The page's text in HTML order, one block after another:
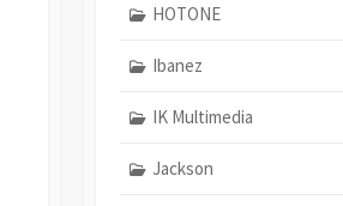
HOTONE
Ibanez
IK Multimedia
Jackson